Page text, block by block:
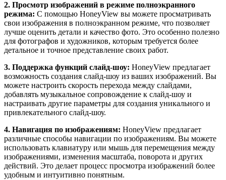
2. Просмотр изображений в режиме полноэкранного
режима: С помощью HoneyView вы можете просматривать
свои изображения в полноэкранном режиме, что позволяет
лучше оценить детали и качество фото. Это особенно полезно
для фотографов и художников, которым требуется более
детальное и точное представление своих работ.
3. Поддержка функций слайд-шоу: HoneyView предлагает
возможность создания слайд-шоу из ваших изображений. Вы
можете настроить скорость перехода между слайдами,
добавлять музыкальное сопровождение к слайд-шоу и
настраивать другие параметры для создания уникального и
привлекательного слайд-шоу.
4. Навигация по изображениям: HoneyView предлагает
различные способы навигации по изображениям. Вы можете
использовать клавиатуру или мышь для перемещения между
изображениями, изменения масштаба, поворота и других
действий. Это делает процесс просмотра изображений более
удобным и интуитивно понятным.